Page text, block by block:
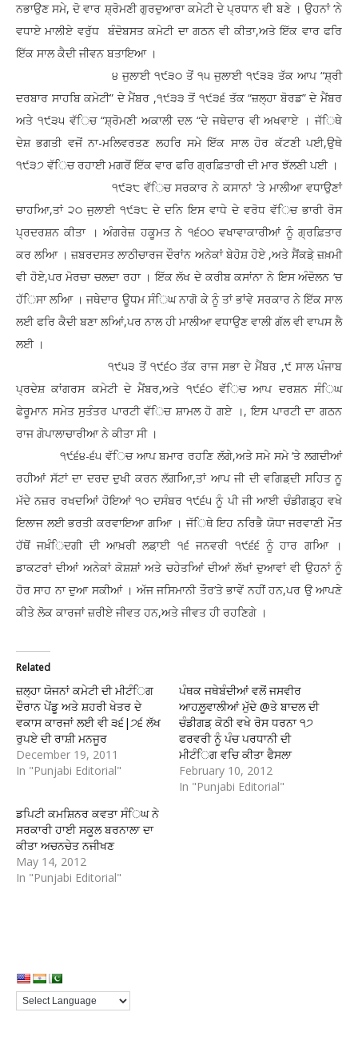
ਨਭਾਉਣ ਸਮੇ, ਦੋ ਵਾਰ ਸ਼੍ਰੋਮਣੀ ਗੁਰਦੁਆਰਾ ਕਮੇਟੀ ਦੇ ਪ੍ਰਧਾਨ ਵੀ ਬਣੇ । ਉਹਨਾਂ ‘ਨੇ
ਵਧਾਏ ਮਾਲੀਏ ਵਰੁੱਧ ਬੰਦੋਬਸਤ ਕਮੇਟੀ ਦਾ ਗਠਨ ਵੀ ਕੀਤਾ,ਅਤੇ ਇੱਕ ਵਾਰ ਫਰਿ
ਇੱਕ ਸਾਲ ਕੈਦੀ ਜੀਵਨ ਬਤਾਇਆ ।
੪ ਜੁਲਾਈ ੧੯੩੦ ਤੋਂ ੧੫ ਜੁਲਾਈ ੧੯੩੩ ਤੱਕ ਆਪ “ਸ਼੍ਰੀ
ਦਰਬਾਰ ਸਾਹਬਿ ਕਮੇਟੀ” ਦੇ ਮੈਂਬਰ ,੧੯੩੩ ਤੋਂ ੧੯੩੬ ਤੱਕ “ਜ਼ਲ੍ਹਾ ਬੋਰਡ” ਦੇ ਮੈਂਬਰ
ਅਤੇ ੧੯੩੫ ਵੱਿਚ “ਸ਼੍ਰੋਮਣੀ ਅਕਾਲੀ ਦਲ “ਦੇ ਜਥੇਦਾਰ ਵੀ ਅਖਵਾਏ । ਜੱਿਥੇ
ਦੇਸ਼ ਭਗਤੀ ਵਜੋਂ ਨਾ-ਮਲਿਵਰਤਣ ਲਹਰਿ ਸਮੇ ਇੱਕ ਸਾਲ ਹੋਰ ਕੱਟਣੀ ਪਈ,ਉਥੇ
੧੯੩੭ ਵੱਿਚ ਰਹਾਈ ਮਗਰੋਂ ਇੱਕ ਵਾਰ ਫਰਿ ਗ੍ਰਫ਼ਿਤਾਰੀ ਦੀ ਮਾਰ ਝੱਲਣੀ ਪਈ ।
੧੯੩੮ ਵੱਿਚ ਸਰਕਾਰ ਨੇ ਕਸਾਨਾਂ ‘ਤੇ ਮਾਲੀਆ ਵਧਾਉਣਾਂ
ਚਾਹਆਿ,ਤਾਂ ੨੦ ਜੁਲਾਈ ੧੯੩੮ ਦੇ ਦਨਿ ਇਸ ਵਾਧੇ ਦੇ ਵਰੋਧ ਵੱਿਚ ਭਾਰੀ ਰੋਸ
ਪ੍ਰਦਰਸ਼ਨ ਕੀਤਾ । ਅੰਗਰੇਜ਼ ਹਕੂਮਤ ਨੇ ੧੬੦੦ ਵਖਾਵਾਕਾਰੀਆਂ ਨੂੰ ਗ੍ਰਫ਼ਿਤਾਰ
ਕਰ ਲਆਿ । ਜ਼ਬਰਦਸਤ ਲਾਠੀਚਾਰਜ ਦੌਰਾਂਨ ਅਨੇਕਾਂ ਬੇਹੋਸ਼ ਹੋਏ ,ਅਤੇ ਸੈਂਕਡ਼ੇ ਜ਼ਖ਼ਮੀ
ਵੀ ਹੋਏ,ਪਰ ਮੋਰਚਾ ਚਲਦਾ ਰਹਾ । ਇੱਕ ਲੱਖ ਦੇ ਕਰੀਬ ਕਸਾਂਨਾ ਨੇ ਇਸ ਅੰਦੋਲਨ ‘ਚ
ਹੱਿਸਾ ਲਆਿ । ਜਥੇਦਾਰ ਊਧਮ ਸੰਿਘ ਨਾਗੋ ਕੇ ਨੂੰ ਤਾਂ ਭਾਂਵੇ ਸਰਕਾਰ ਨੇ ਇੱਕ ਸਾਲ
ਲਈ ਫਰਿ ਕੈਦੀ ਬਣਾ ਲਆਿਂ,ਪਰ ਨਾਲ ਹੀ ਮਾਲੀਆ ਵਧਾਉਣ ਵਾਲੀ ਗੱਲ ਵੀ ਵਾਪਸ ਲੈ
ਲਈ ।
੧੯੫੩ ਤੋਂ ੧੯੬੦ ਤੱਕ ਰਾਜ ਸਭਾ ਦੇ ਮੈਂਬਰ ,੯ ਸਾਲ ਪੰਜਾਬ
ਪ੍ਰਦੇਸ਼ ਕਾਂਗਰਸ ਕਮੇਟੀ ਦੇ ਮੈਂਬਰ,ਅਤੇ ੧੯੬੦ ਵੱਿਚ ਆਪ ਦਰਸ਼ਨ ਸੰਿਘ
ਫੇਰੂਮਾਨ ਸਮੇਤ ਸੁਤੰਤਰ ਪਾਰਟੀ ਵੱਿਚ ਸ਼ਾਮਲ ਹੋ ਗਏ ।, ਇਸ ਪਾਰਟੀ ਦਾ ਗਠਨ
ਰਾਜ ਗੋਪਾਲਾਚਾਰੀਆ ਨੇ ਕੀਤਾ ਸੀ ।
੧੯੬੪-੬੫ ਵੱਿਚ ਆਪ ਬਮਾਰ ਰਹਣਿ ਲੱਗੇ,ਅਤੇ ਸਮੇ ਸਮੇ ‘ਤੇ ਲਗਦੀਆਂ
ਰਹੀਆਂ ਸੱਟਾਂ ਦਾ ਦਰਦ ਦੁਖੀ ਕਰਨ ਲੱਗਆਿ,ਤਾਂ ਆਪ ਜੀ ਦੀ ਵਗਿਡ਼ਦੀ ਸਹਿਤ ਨੂ
ਮੱਦੇ ਨਜ਼ਰ ਰਖਦਆਿਂ ਹੋਇਆਂ ੧੦ ਦਸੰਬਰ ੧੯੬੫ ਨੂੰ ਪੀ ਜੀ ਆਈ ਚੰਡੀਗਡ਼੍ਹ ਵਖੇ
ਇਲਾਜ ਲਈ ਭਰਤੀ ਕਰਵਾਇਆ ਗਆਿ । ਜੱਿਥੇ ਇਹ ਨਰਿਭੈ ਯੋਧਾ ਜਰਵਾਣੀ ਮੌਤ
ਹੱਥੋਂ ਜਖ਼ੰਿਦਗੀ ਦੀ ਆਖ਼ਰੀ ਲਡ਼ਾਈ ੧੬ ਜਨਵਰੀ ੧੯੬੬ ਨੂੰ ਹਾਰ ਗਆਿ ।
ਡਾਕਟਰਾਂ ਦੀਆਂ ਅਨੇਕਾਂ ਕੋਸ਼ਸ਼ਾਂ ਅਤੇ ਚਹੇਤਆਿਂ ਦੀਆਂ ਲੱਖਾਂ ਦੁਆਵਾਂ ਵੀ ਉਹਨਾਂ ਨੂੰ
ਹੋਰ ਸਾਹ ਨਾ ਦੁਆ ਸਕੀਆਂ । ਅੱਜ ਜਸਿਮਾਨੀ ਤੌਰ’ਤੇ ਭਾਵੇਂ ਨਹੀਂ ਹਨ,ਪਰ ਉ ਆਪਣੇ
ਕੀਤੇ ਲੋਕ ਕਾਰਜਾਂ ਜ਼ਰੀਏ ਜੀਵਤ ਹਨ,ਅਤੇ ਜੀਵਤ ਹੀ ਰਹਣਿਗੇ ।
Related
ਜ਼ਲ੍ਹਾ ਯੋਜਨਾਂ ਕਮੇਟੀ ਦੀ ਮੀਟੰਿਗ
ਦੌਰਾਨ ਪੇਂਡੂ ਅਤੇ ਸ਼ਹਰੀ ਖੇਤਰ ਦੇ
ਵਕਾਸ ਕਾਰਜਾਂ ਲਈ ਵੀ ੩੬|੭੬ ਲੱਖ
ਰੁਪਏ ਦੀ ਰਾਸ਼ੀ ਮਨਜੂਰ
December 19, 2011
In "Punjabi Editorial"
ਪੰਥਕ ਜਥੇਬੰਦੀਆਂ ਵਲੋਂ ਜਸਵੀਰ
ਆਹਲ਼ੂਵਾਲੀਆਂ ਮੁੱਦੇ @ਤੇ ਬਾਦਲ ਦੀ
ਚੰਡੀਗਡ਼ ਕੋਠੀ ਵਖੇ ਰੋਸ ਧਰਨਾ ੧੭
ਫਰਵਰੀ ਨੂੰ ਪੰਚ ਪਰਧਾਨੀ ਦੀ
ਮੀਟੰਿਗ ਵਚਿ ਕੀਤਾ ਫੈਸਲਾ
February 10, 2012
In "Punjabi Editorial"
ਡਪਿਟੀ ਕਮਸ਼ਿਨਰ ਕਵਤਾ ਸੰਿਘ ਨੇ
ਸਰਕਾਰੀ ਹਾਈ ਸਕੂਲ ਬਰਨਾਲਾ ਦਾ
ਕੀਤਾ ਅਚਨਚੇਤ ਨਜੀਖਣ
May 14, 2012
In "Punjabi Editorial"